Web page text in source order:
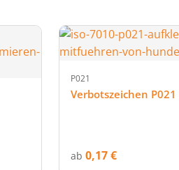
P021
Verbotszeichen P021
ab 0,17 €